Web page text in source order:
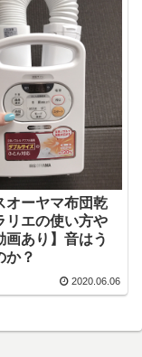
オーヤマ布団乾
リエの使い方や
画あり】音はう
か？
2020.06.06